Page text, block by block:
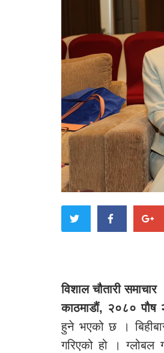
विशाल चौतारी समाचार
काठमाडौं, २०८० पौष
हुने भएको छ ।
गरिएको हो । ग्लोबल